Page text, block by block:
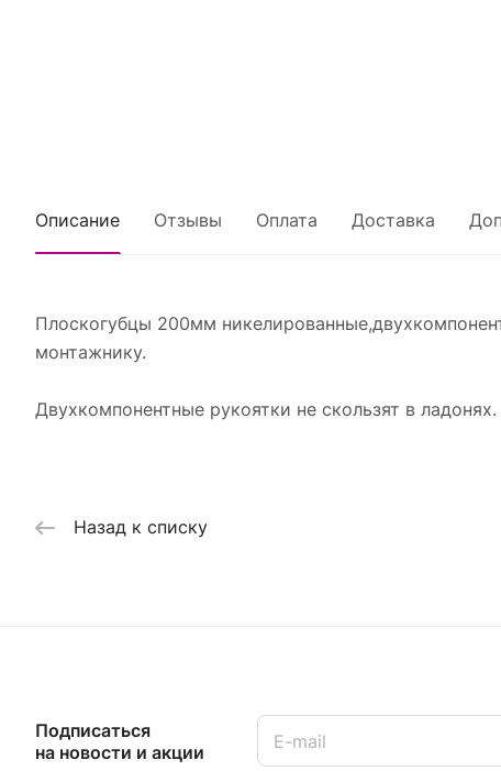
Описание Отзывы Оплата Доставка
Плоскогубцы 200мм
монтажнику.
Двухкомпонентные рукоятки не скользят в
Назад к списку
Подписаться
на новости и акции